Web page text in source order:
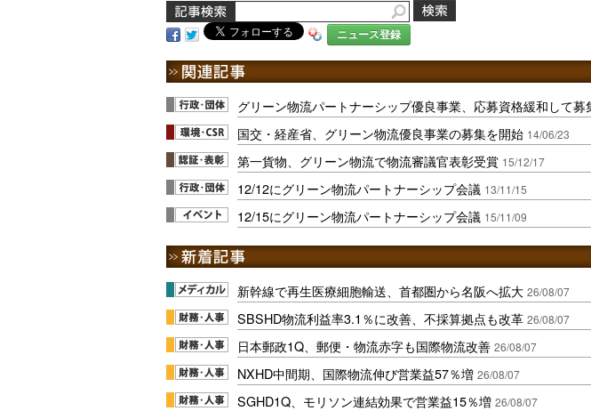
ニュース登録
グリーン物流パートナーシップ優良事業、応募資格緩和して募
国交・経産省、グリーン物流優良事業の募集を開始 14/06/23
第一貨物、グリーン物流で物流審議官表彰受賞 15/12/17
12/12にグリーン物流パートナーシップ会議 13/11/15
12/15にグリーン物流パートナーシップ会議 15/11/09
新幹線で再生医療細胞輸送、首都圏から名阪へ拡大 26/08/07
SBSHD物流利益率3.1％に改善、不採算拠点も改革 26/08/07
日本郵政1Q、郵便・物流赤字も国際物流改善 26/08/07
NXHD中間期、国際物流伸び営業益57％増 26/08/07
SGHD1Q、モリソン連結効果で営業益15％増 26/08/07